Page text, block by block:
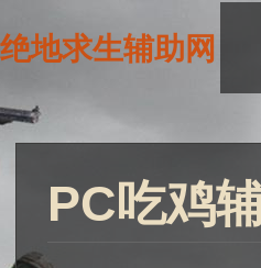
绝地求生辅助网
PC吃鸡